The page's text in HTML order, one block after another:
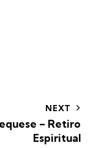
NEXT
– Retiro
Espiritual